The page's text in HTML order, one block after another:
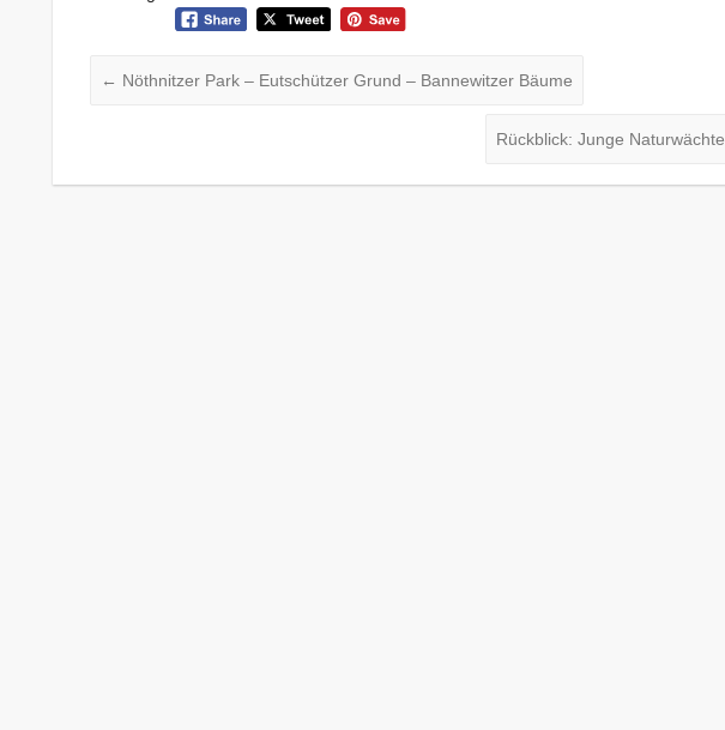
← Nöthnitzer Park – Eutschützer Grund – Bannewitzer Bäume
Rückblick: Junge